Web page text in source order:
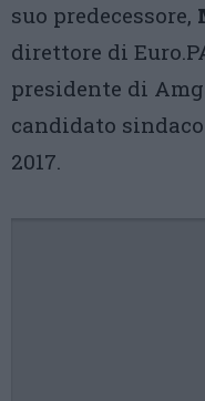
suo predecessore,
direttore di
presidente di
candidato
2017.